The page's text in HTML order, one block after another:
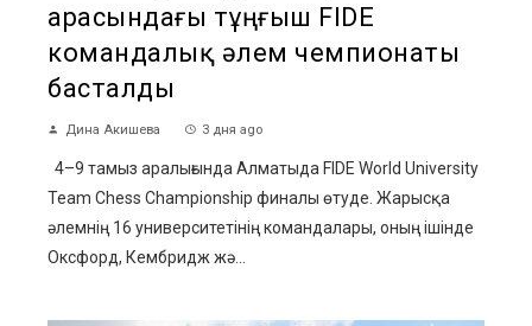
арасындағы тұңғыш FIDE
командалық әлем чемпионаты
басталды
Дина Акишева 3 дня ago
4–9 тамыз аралығында Алматыда FIDE World University
Team Chess Championship финалы өтуде. Жарысқа
әлемнің 16 университетінің командалары, оның ішінде
Оксфорд, Кембридж жә...